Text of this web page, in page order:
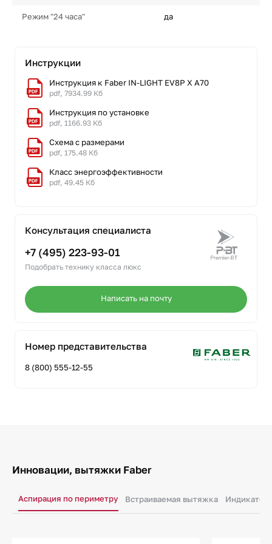
Режим "24 часа" да
Инструкции
Инструкция к Faber IN-LIGHT EV8P X A70
pdf, 7934.99 Кб
Инструкция по установке
pdf, 1166.93 Кб
Схема с размерами
pdf, 175.48 Кб
Класс энергоэффективности
pdf, 49.45 Кб
Консультация специалиста
+7 (495) 223-93-01
Подобрать технику класса люкс
Написать на почту
Номер представительства
8 (800) 555-12-55
Инновации, вытяжки Faber
Аспирация по периметру Встраиваемая вытяжка Индикатор